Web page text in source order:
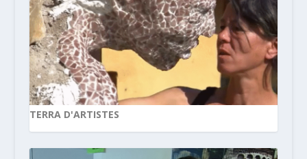
TERRA D'ARTISTES